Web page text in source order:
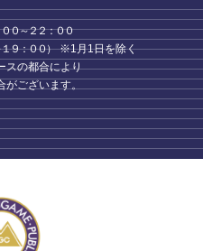
０～２２：００
９：００） ※1月1日を除く
スの都合により
ございます。